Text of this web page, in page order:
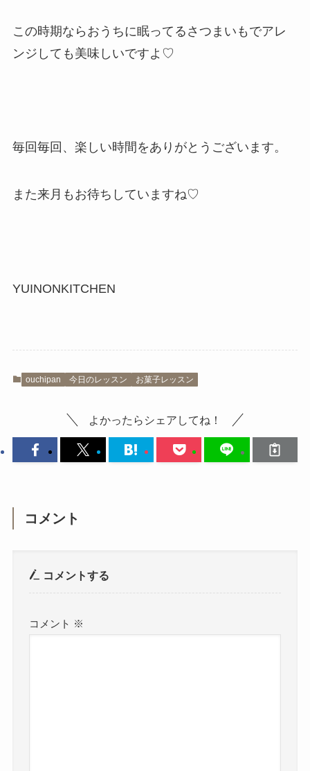
この時期ならおうちに眠ってるさつまいもでアレ
ンジしても美味しいですよ♡
毎回毎回、楽しい時間をありがとうございます。
また来月もお待ちしていますね♡
YUINONKITCHEN
ouchipan 今日のレッスン お菓子レッスン
よかったらシェアしてね！
コメント
コメントする
コメント ※